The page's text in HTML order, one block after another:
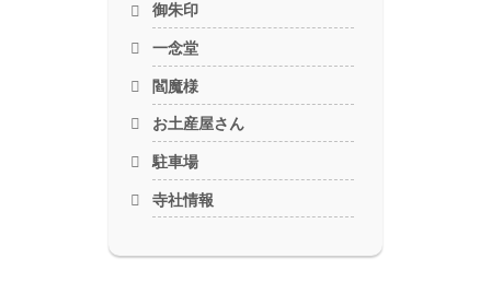
御朱印
一念堂
閻魔様
お土産屋さん
駐車場
寺社情報